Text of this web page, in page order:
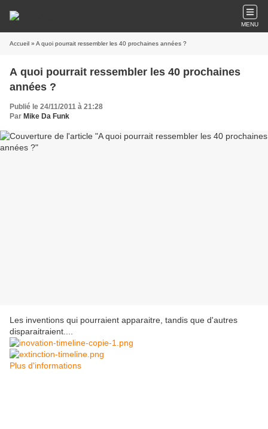
MENU
Accueil » A quoi pourrait ressembler les 40 prochaines années ?
A quoi pourrait ressembler les 40 prochaines
années ?
Publié le 24/11/2011 à 21:28
Par Mike Da Funk
Les inventions qui pourraient apparaitre, tandis que d'autres
disparaitraient....
Plus d'informations